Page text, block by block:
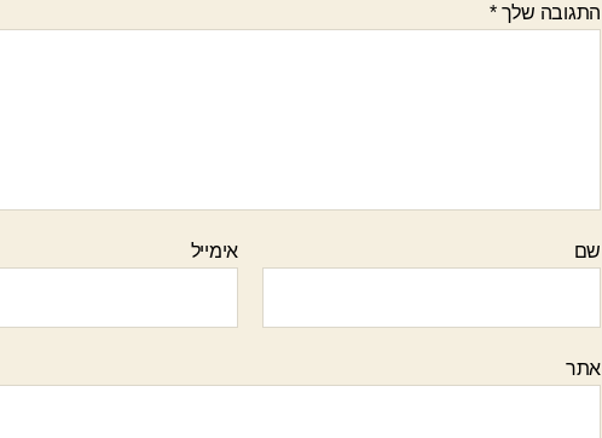
התגובה שלך*
שם אימייל
אתר